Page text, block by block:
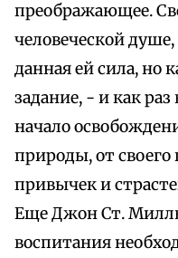
преображающее.
человеческой душе,
данная ей сила, но
задание, - и как раз
начало
природы, от своего
привычек и
Еще Джон Ст.
воспитания